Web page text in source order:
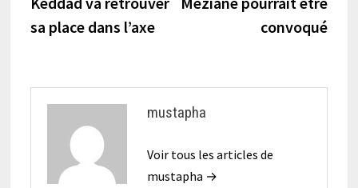
de
l’article
sa place dans l’axe
convoqué
mustapha
Voir tous les articles de
mustapha →